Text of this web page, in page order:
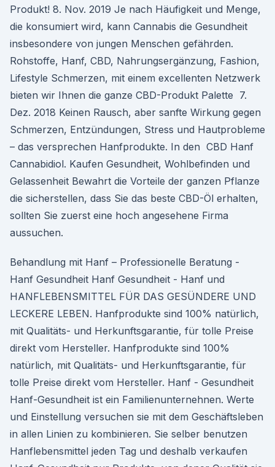
Produkt! 8. Nov. 2019 Je nach Häufigkeit und Menge,
die konsumiert wird, kann Cannabis die Gesundheit
insbesondere von jungen Menschen gefährden.
Rohstoffe, Hanf, CBD, Nahrungsergänzung, Fashion,
Lifestyle Schmerzen, mit einem excellenten Netzwerk
bieten wir Ihnen die ganze CBD-Produkt Palette 7.
Dez. 2018 Keinen Rausch, aber sanfte Wirkung gegen
Schmerzen, Entzündungen, Stress und Hautprobleme
– das versprechen Hanfprodukte. In den CBD Hanf
Cannabidiol. Kaufen Gesundheit, Wohlbefinden und
Gelassenheit Bewahrt die Vorteile der ganzen Pflanze
die sicherstellen, dass Sie das beste CBD-Öl erhalten,
sollten Sie zuerst eine hoch angesehene Firma
aussuchen.
Behandlung mit Hanf – Professionelle Beratung -
Hanf Gesundheit Hanf Gesundheit - Hanf und
HANFLEBENSMITTEL FÜR DAS GESÜNDERE UND
LECKERE LEBEN. Hanfprodukte sind 100% natürlich,
mit Qualitäts- und Herkunftsgarantie, für tolle Preise
direkt vom Hersteller. Hanfprodukte sind 100%
natürlich, mit Qualitäts- und Herkunftsgarantie, für
tolle Preise direkt vom Hersteller. Hanf - Gesundheit
Hanf-Gesundheit ist ein Familienunternehnen. Werte
und Einstellung versuchen sie mit dem Geschäftsleben
in allen Linien zu kombinieren. Sie selber benutzen
Hanflebensmittel jeden Tag und deshalb verkaufen